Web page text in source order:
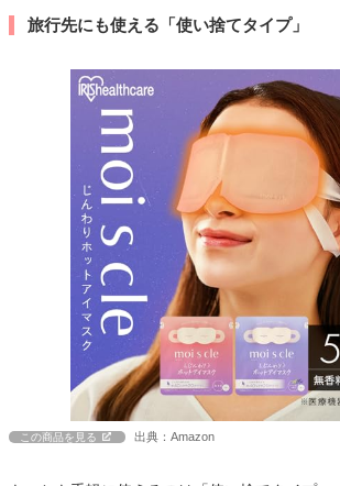
旅行先にも使える「使い捨てタイプ」
この商品を見る 出典：Amazon